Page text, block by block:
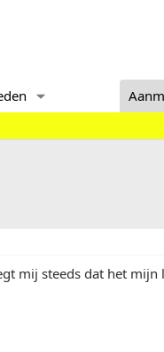
mij steeds dat het mijn